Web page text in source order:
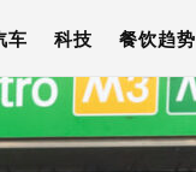
车 科技 餐饮趋势